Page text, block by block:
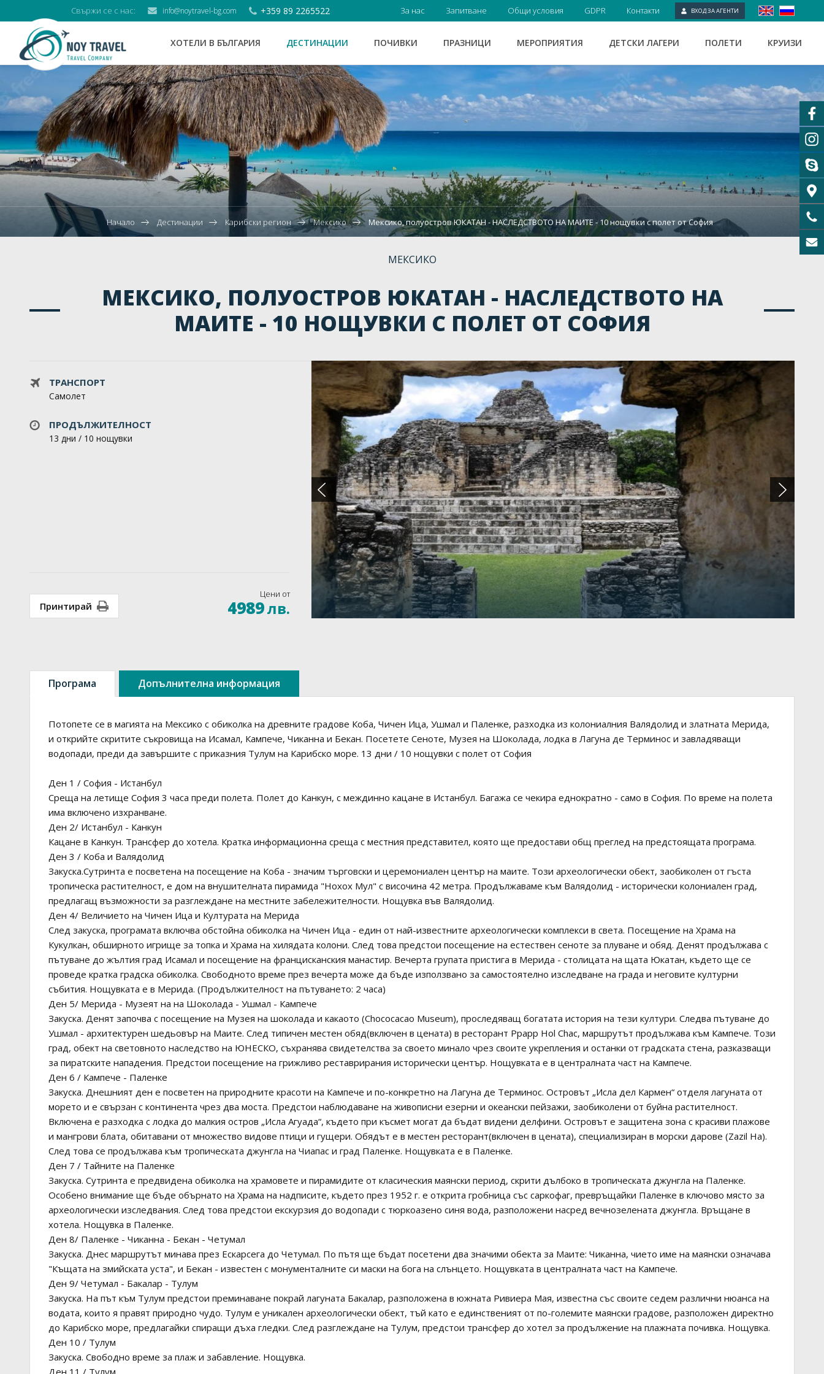
Свържи се с нас: info@noytravel-bg.com +359 89 2265522 За нас Запитване Общи условия GDPR Контакти ВХОД ЗА АГЕНТИ
ХОТЕЛИ В БЪЛГАРИЯ ДЕСТИНАЦИИ ПОЧИВКИ ПРАЗНИЦИ МЕРОПРИЯТИЯ ДЕТСКИ ЛАГЕРИ ПОЛЕТИ КРУИЗИ
Начало Дестинации Карибски регион Мексико Мексико, полуостров ЮКАТАН - НАСЛЕДСТВОТО НА МАИТЕ - 10 нощувки с полет от София
МЕКСИКО
МЕКСИКО, ПОЛУОСТРОВ ЮКАТАН - НАСЛЕДСТВОТО НА
МАИТЕ - 10 НОЩУВКИ С ПОЛЕТ ОТ СОФИЯ
ТРАНСПОРТ
Самолет
ПРОДЪЛЖИТЕЛНОСТ
13 дни / 10 нощувки
Принтирай
Цени от
4989лв.
Програма Допълнителна информация
Потопете се в магията на Мексико с обиколка на древните градове Коба, Чичен Ица, Ушмал и Паленке, разходка из колониалния Валядолид и златната Мерида,
и открийте скритите съкровища на Исамал, Кампече, Чиканна и Бекан. Посетете Сеноте, Музея на Шоколада, лодка в Лагуна де Терминос и завладяващи
водопади, преди да завършите с приказния Тулум на Карибско море. 13 дни / 10 нощувки с полет от София
Ден 1 / София - Истанбул
Среща на летище София 3 часа преди полета. Полет до Канкун, с междинно кацане в Истанбул. Багажа се чекира еднократно - само в София. По време на полета
има включено изхранване.
Ден 2/ Истанбул - Канкун
Кацане в Канкун. Трансфер до хотела. Кратка информационна среща с местния представител, която ще предостави общ преглед на предстоящата програма.
Ден 3 / Коба и Валядолид
Закуска.Сутринта е посветена на посещение на Коба - значим търговски и церемониален център на маите. Този археологически обект, заобиколен от гъста
тропическа растителност, е дом на внушителната пирамида "Нохох Мул" с височина 42 метра. Продължаваме към Валядолид - исторически колониален град,
предлагащ възможности за разглеждане на местните забележителности. Нощувка във Валядолид.
Ден 4/ Величието на Чичен Ица и Културата на Мерида
След закуска, програмата включва обстойна обиколка на Чичен Ица - един от най-известните археологически комплекси в света. Посещение на Храма на
Кукулкан, обширното игрище за топка и Храма на хилядата колони. След това предстои посещение на естествен сеноте за плуване и обяд. Денят продължава с
пътуване до жълтия град Исамал и посещение на францисканския манастир. Вечерта групата пристига в Мерида - столицата на щата Юкатан, където ще се
проведе кратка градска обиколка. Свободното време през вечерта може да бъде използвано за самостоятелно изследване на града и неговите културни
събития. Нощувката е в Мерида. (Продължителност на пътуването: 2 часа)
Ден 5/ Мерида - Музеят на на Шоколада - Ушмал - Кампече
Закуска. Денят започва с посещение на Музея на шоколада и какаото (Chococacao Museum), проследяващ богатата история на тези култури. Следва пътуване до
Ушмал - архитектурен шедьовър на Маите. След типичен местен обяд(включен в цената) в ресторант Ppapp Hol Chac, маршрутът продължава към Кампече. Този
град, обект на световното наследство на ЮНЕСКО, съхранява свидетелства за своето минало чрез своите укрепления и останки от градската стена, разказващи
за пиратските нападения. Предстои посещение на грижливо реставрирания исторически център. Нощувката е в централната част на Кампече.
Ден 6 / Кампече - Паленке
Закуска. Днешният ден е посветен на природните красоти на Кампече и по-конкретно на Лагуна де Терминос. Островът „Исла дел Кармен“ отделя лагуната от
морето и е свързан с континента чрез два моста. Предстои наблюдаване на живописни езерни и океански пейзажи, заобиколени от буйна растителност.
Включена е разходка с лодка до малкия остров „Исла Агуада“, където при късмет могат да бъдат видени делфини. Островът е защитена зона с красиви плажове
и мангрови блата, обитавани от множество видове птици и гущери. Обядът е в местен ресторант(включен в цената), специализиран в морски дарове (Zazil Ha).
След това се продължава към тропическата джунгла на Чиапас и град Паленке. Нощувката е в Паленке.
Ден 7 / Тайните на Паленке
Закуска. Сутринта е предвидена обиколка на храмовете и пирамидите от класическия маянски период, скрити дълбоко в тропическата джунгла на Паленке.
Особено внимание ще бъде обърнато на Храма на надписите, където през 1952 г. е открита гробница със саркофаг, превръщайки Паленке в ключово място за
археологически изследвания. След това предстои екскурзия до водопади с тюркоазено синя вода, разположени насред вечнозелената джунгла. Връщане в
хотела. Нощувка в Паленке.
Ден 8/ Паленке - Чиканна - Бекан - Четумал
Закуска. Днес маршрутът минава през Ескарсега до Четумал. По пътя ще бъдат посетени два значими обекта за Маите: Чиканна, чието име на маянски означава
"Къщата на змийската уста", и Бекан - известен с монументалните си маски на бога на слънцето. Нощувката в централната част на Кампече.
Ден 9/ Четумал - Бакалар - Тулум
Закуска. На път към Тулум предстои преминаване покрай лагуната Бакалар, разположена в южната Ривиера Мая, известна със своите седем различни нюанса на
водата, които я правят природно чудо. Тулум е уникален археологически обект, тъй като е единственият от по-големите маянски градове, разположен директно
до Карибско море, предлагайки спиращи дъха гледки. След разглеждане на Тулум, предстои трансфер до хотел за продължение на плажната почивка. Нощувка.
Ден 10 / Тулум
Закуска. Свободно време за плаж и забавление. Нощувка.
Ден 11 / Тулум